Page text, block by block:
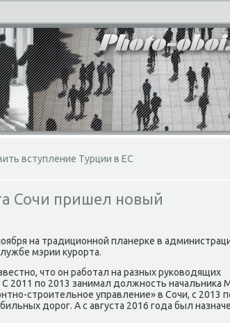
вступление Турции в ЕС
Сочи пришел новый
на традиционной планерке в
мэрии курорта.
что он работал на разных руководящих
С 2011 по 2013 занимал должность начальника
строительное управление» в Сочи, с 2013
дорог. А с августа 2016 года был